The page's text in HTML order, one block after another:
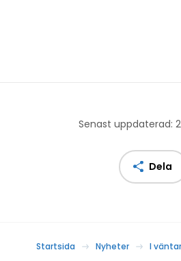
Senast uppdaterad:
Dela
Startsida Nyheter I